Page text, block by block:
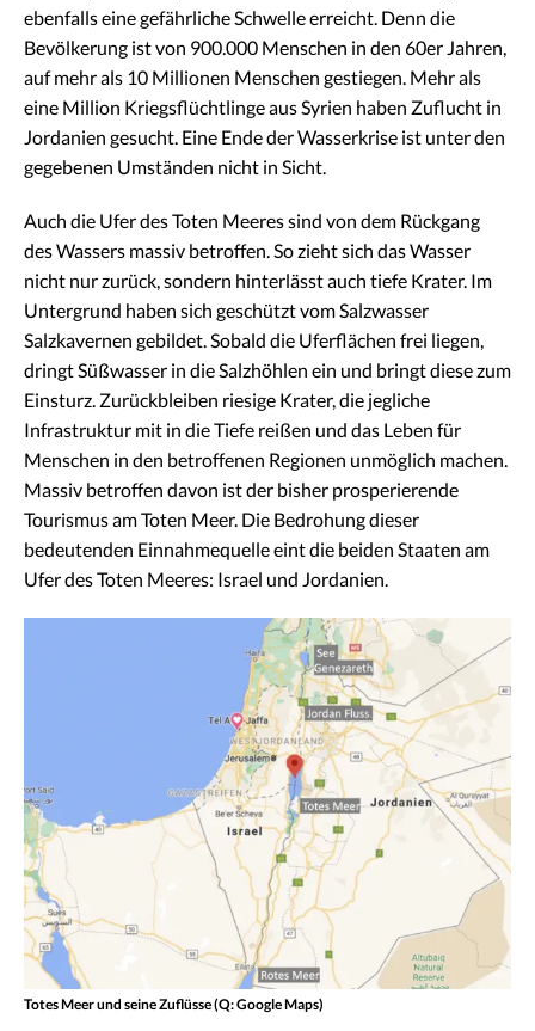
ebenfalls eine gefährliche Schwelle erreicht. Denn die
Bevölkerung ist von 900.000 Menschen in den 60er Jahren,
auf mehr als 10 Millionen Menschen gestiegen. Mehr als
eine Million Kriegsflüchtlinge aus Syrien haben Zuflucht in
Jordanien gesucht. Eine Ende der Wasserkrise ist unter den
gegebenen Umständen nicht in Sicht.
Auch die Ufer des Toten Meeres sind von dem Rückgang
des Wassers massiv betroffen. So zieht sich das Wasser
nicht nur zurück, sondern hinterlässt auch tiefe Krater. Im
Untergrund haben sich geschützt vom Salzwasser
Salzkavernen gebildet. Sobald die Uferflächen frei liegen,
dringt Süßwasser in die Salzhöhlen ein und bringt diese zum
Einsturz. Zurückbleiben riesige Krater, die jegliche
Infrastruktur mit in die Tiefe reißen und das Leben für
Menschen in den betroffenen Regionen unmöglich machen.
Massiv betroffen davon ist der bisher prosperierende
Tourismus am Toten Meer. Die Bedrohung dieser
bedeutenden Einnahmequelle eint die beiden Staaten am
Ufer des Toten Meeres: Israel und Jordanien.
Totes Meer und seine Zuflüsse (Q: Google Maps)